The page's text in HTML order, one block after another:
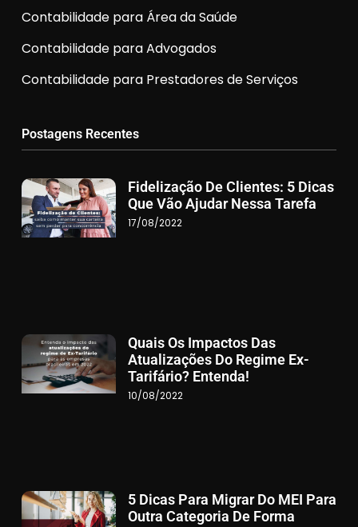
Contabilidade para Área da Saúde
Contabilidade para Advogados
Contabilidade para Prestadores de Serviços
Postagens Recentes
Fidelização De Clientes: 5 Dicas
Que Vão Ajudar Nessa Tarefa
17/08/2022
Quais Os Impactos Das
Atualizações Do Regime Ex-
Tarifário? Entenda!
10/08/2022
5 Dicas Para Migrar Do MEI Para
Outra Categoria De Forma